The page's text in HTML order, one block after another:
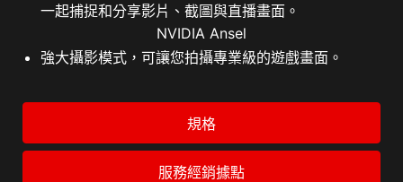
一起捕捉和分享影片、截圖與直播畫面。
NVIDIA Ansel
強大攝影模式，可讓您拍攝專業級的遊戲畫面。
規格
服務經銷據點